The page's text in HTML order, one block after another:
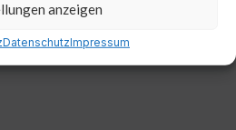
anzeigen
DatenschutzImpressum